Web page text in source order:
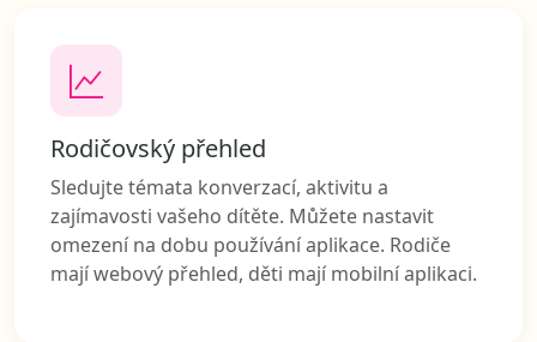
Rodičovský přehled
Sledujte témata konverzací, aktivitu a
zajímavosti vašeho dítěte. Můžete nastavit
omezení na dobu používání aplikace. Rodiče
mají webový přehled, děti mají mobilní aplikaci.